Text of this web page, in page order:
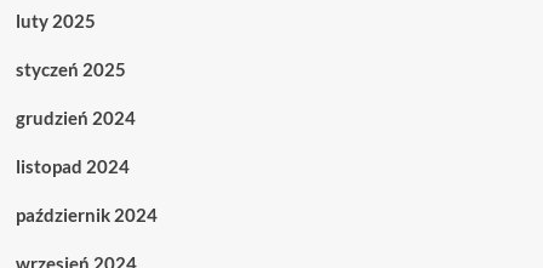
luty 2025
styczeń 2025
grudzień 2024
listopad 2024
październik 2024
wrzesień 2024